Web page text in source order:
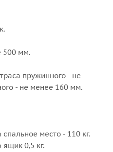
500 мм.
пружинного - не
- не менее 160 мм.
место - 110 кг.
0,5 кг.